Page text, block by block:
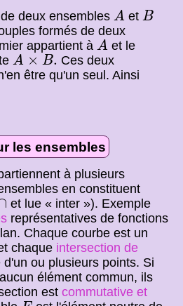
de deux ensemblesA
A etB
B
formés de deux
appartient àA
A et le
A × B.
A ×B.
Ces deux
être qu'un seul. Ainsi
les ensembles
à plusieurs
en constituent
et lue « inter »). Exemple
représentatives de fonctions
Chaque courbe est un
chaque intersection de
ou plusieurs points. Si
élément commun, ils
estcommutative et
E